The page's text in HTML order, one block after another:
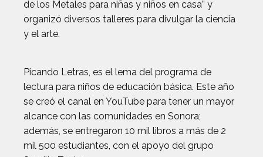
de los Metales para niñas y niños en casa” y
organizó diversos talleres para divulgar la ciencia
y el arte.
Picando Letras, es el lema del programa de
lectura para niños de educación básica. Este año
se creó el canal en YouTube para tener un mayor
alcance con las comunidades en Sonora;
además, se entregaron 10 mil libros a más de 2
mil 500 estudiantes, con el apoyo del grupo